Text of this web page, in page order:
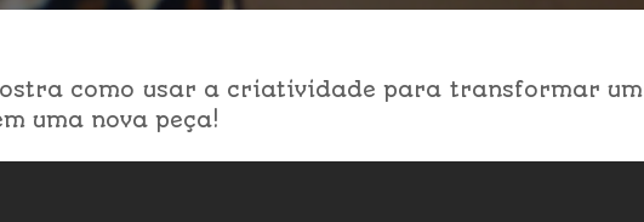
como usar a criatividade para transformar um
uma nova peça!